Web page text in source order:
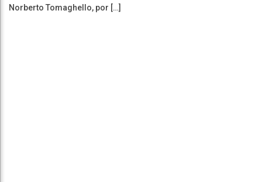
Norberto Tomaghello, por […]